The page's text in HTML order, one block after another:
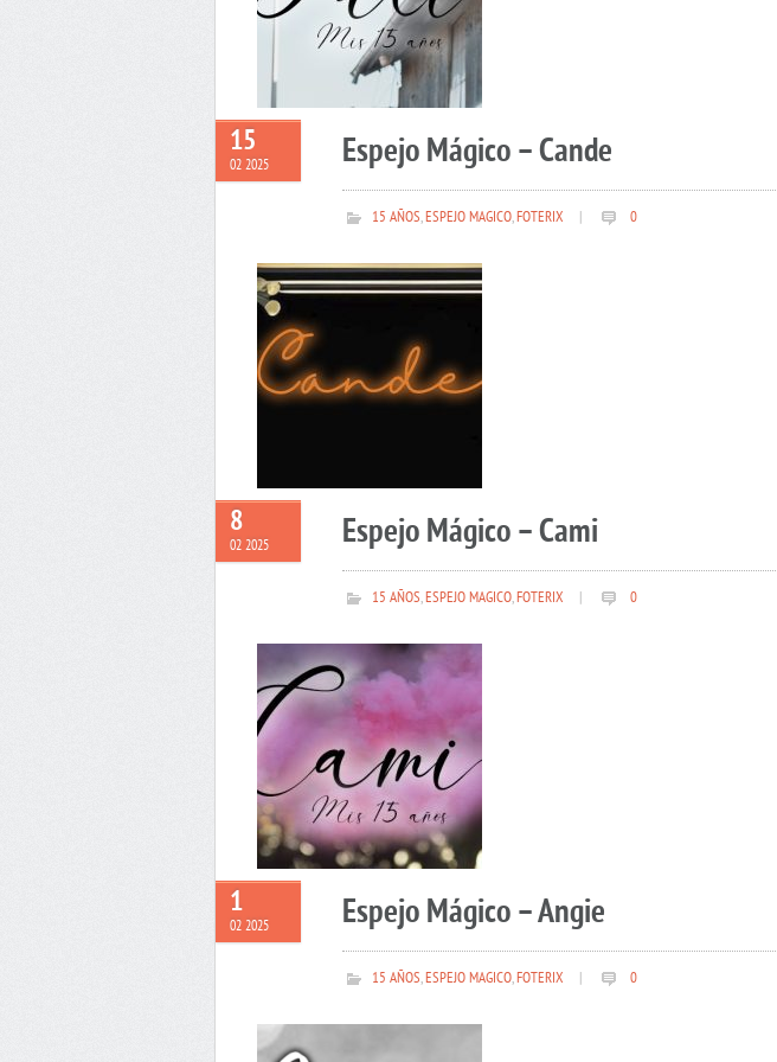
15
02 2025 Espejo Mágico – Cande
15 AÑOS,ESPEJO MAGICO,FOTERIX 0
8
02 2025 Espejo Mágico – Cami
15 AÑOS,ESPEJO MAGICO,FOTERIX 0
1
02 2025 Espejo Mágico – Angie
15 AÑOS,ESPEJO MAGICO,FOTERIX 0